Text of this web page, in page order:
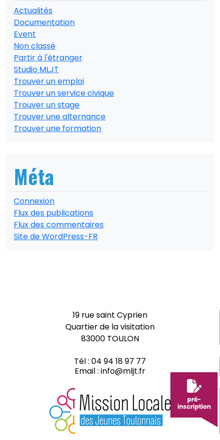
Actualités
Documentation
Event
Non classé
Partir à l'étranger
Studio MLJT
Trouver un emploi
Trouver un service civique
Trouver un stage
Trouver une alternance
Trouver une formation
Méta
Connexion
Flux des publications
Flux des commentaires
Site de WordPress-FR
19 rue saint Cyprien
Quartier de la visitation
83000 TOULON
Tél : 04 94 18 97 77
Email : info@mljt.fr